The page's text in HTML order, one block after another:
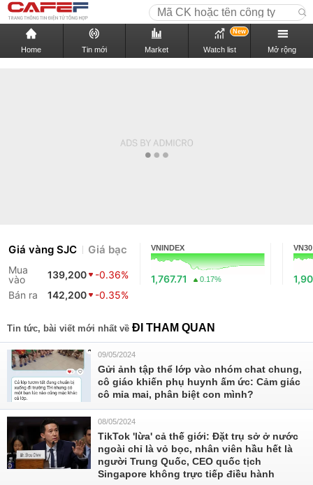
Home Tin mới Market Watch list
New
Mở rộng
Giá vàng SJC Giá bạc
Mua
vào
139,200
-0.36%
Bán ra
142,200 -0.35%
VNINDEX
1,767.71 0.17%
VN30
Tin tức, bài viết mới nhất về ĐI THAM QUAN
09/05/2024
Gửi ảnh tập thể lớp vào nhóm chat chung,
cô giáo khiến phụ huynh ấm ức: Cảm giác
cô mỉa mai, phân biệt con mình?
08/05/2024
TikTok 'lừa' cả thế giới: Đặt trụ sở ở nước
ngoài chỉ là vỏ bọc, nhân viên hầu hết là
người Trung Quốc, CEO quốc tịch
Singapore không trực tiếp điều hành